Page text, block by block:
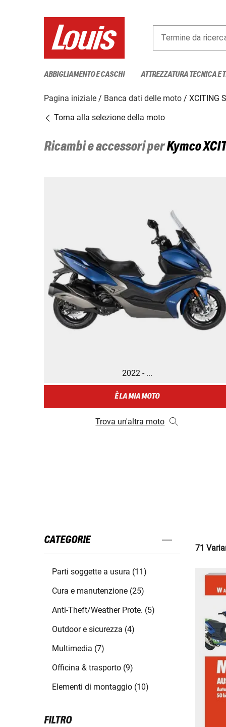
Termine da
ABBIGLIAMENTO E CASCHI ATTREZZATURA TECNICA E
Pagina iniziale Banca dati delle moto
XCITING
Torna alla selezione della moto
Ricambi e accessori perKymco
2022 - ...
È LA MIA MOTO
Trova un'altra moto
CATEGORIE
Parti soggette a usura (11)
Cura e manutenzione (25)
Anti-Theft/Weather Prote. (5)
Outdoor e sicurezza (4)
Multimedia (7)
Officina & trasporto (9)
Elementi di montaggio (10)
FILTRO
71